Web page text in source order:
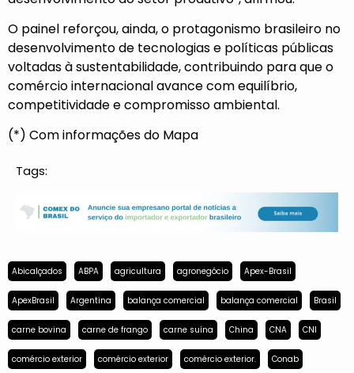
O painel reforçou, ainda, o protagonismo brasileiro no
desenvolvimento de tecnologias e políticas públicas
voltadas à sustentabilidade, contribuindo para que o
comércio internacional avance com equilíbrio,
competitividade e compromisso ambiental.
(*) Com informações do Mapa
Tags:
Abicalçados ABPA agricultura agronegócio Apex-Brasil
ApexBrasil Argentina balança comercial balança comercial Brasil
carne bovina carne de frango carne suína China CNA CNI
comércio exterior comércio exterior comércio exterior. Conab